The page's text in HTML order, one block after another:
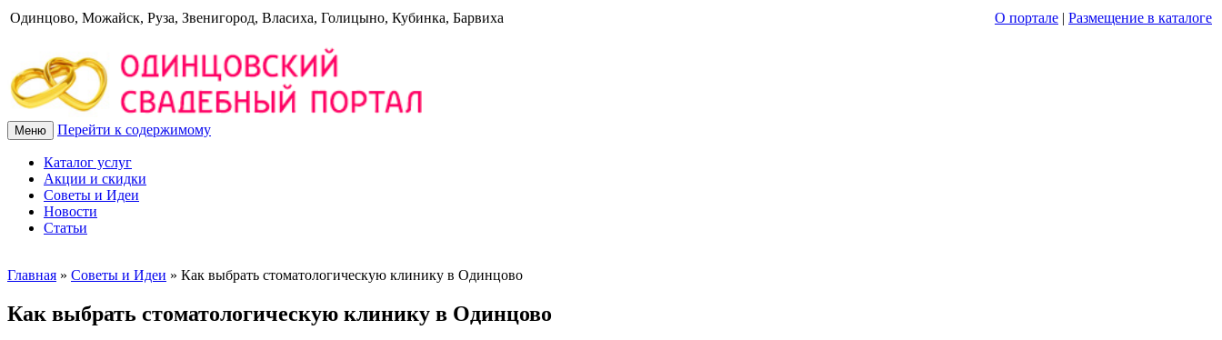
Одинцово, Можайск, Руза, Звенигород, Власиха, Голицыно, Кубинка, Барвиха О портале | Размещение в каталоге
Меню Перейти к содержимому
Каталог услуг
Акции и скидки
Советы и Идеи
Новости
Статьи
Главная » Советы и Идеи » Как выбрать стоматологическую клинику в Одинцово
Как выбрать стоматологическую клинику в Одинцово